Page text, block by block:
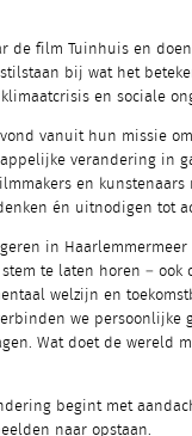
de film Tuinhuis en
bij wat het
en sociale
vanuit hun missie
verandering in
en kunstenaars
én uitnodigen tot
in
te laten horen – ook
welzijn en
we persoonlijke
Wat doet de wereld
begint met
naar opstaan.